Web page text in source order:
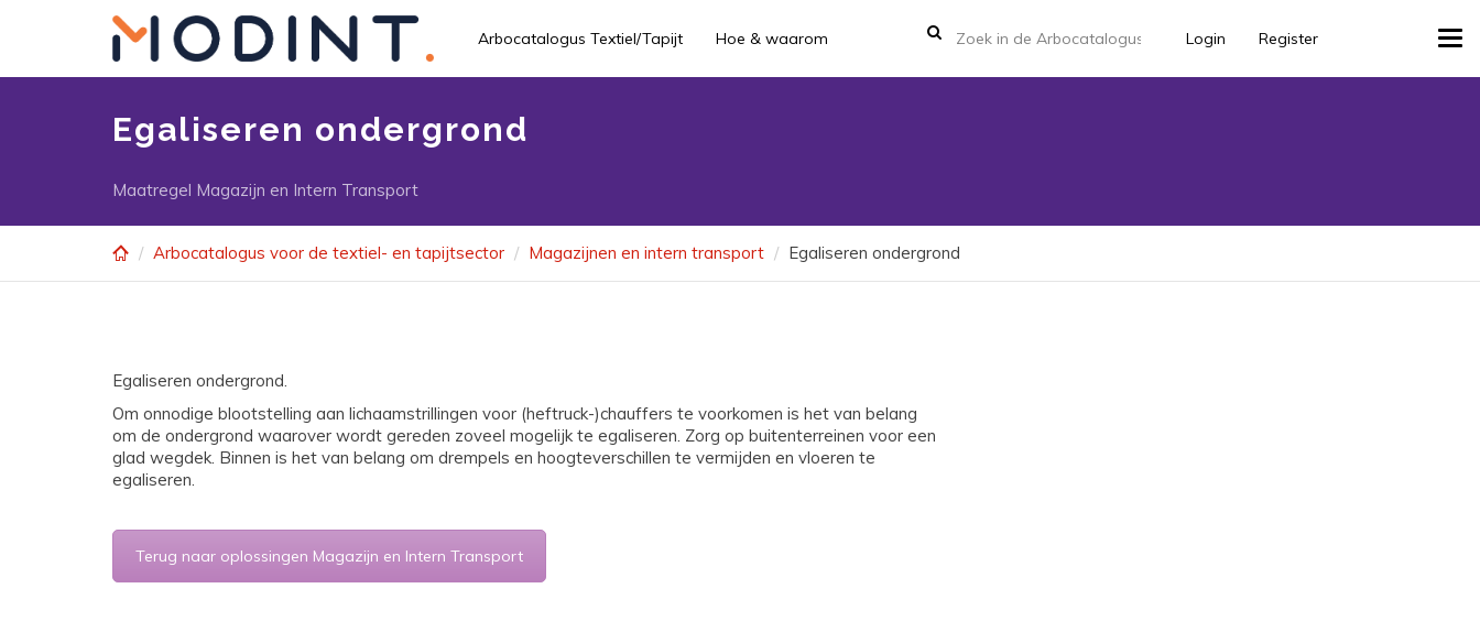
content
Login Register
Arbocatalogus Textiel/Tapijt Hoe & waarom
Egaliseren ondergrond
Maatregel Magazijn en Intern Transport
Arbocatalogus voor de textiel- en tapijtsector Magazijnen en intern transport Egaliseren ondergrond
Egaliseren ondergrond.
Om onnodige blootstelling aan lichaamstrillingen voor (heftruck-)chauffers te voorkomen is het van belang
om de ondergrond waarover wordt gereden zoveel mogelijk te egaliseren. Zorg op buitenterreinen voor een
glad wegdek. Binnen is het van belang om drempels en hoogteverschillen te vermijden en vloeren te
egaliseren.
Terug naar oplossingen Magazijn en Intern Transport